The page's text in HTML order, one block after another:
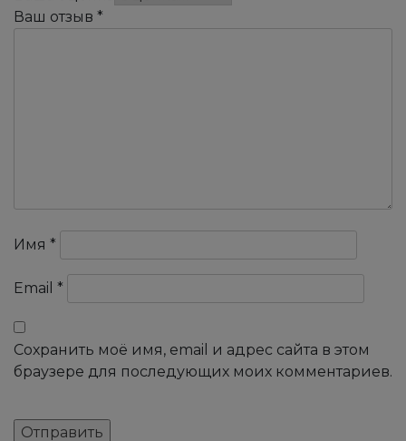
Ваш отзыв *
Имя *
Email *
Сохранить моё имя, email и адрес сайта в этом
браузере для последующих моих комментариев.